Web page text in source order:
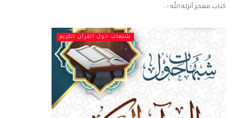
كتاب معجز أنزله الله -...
شبهات حول القرآن الكريم